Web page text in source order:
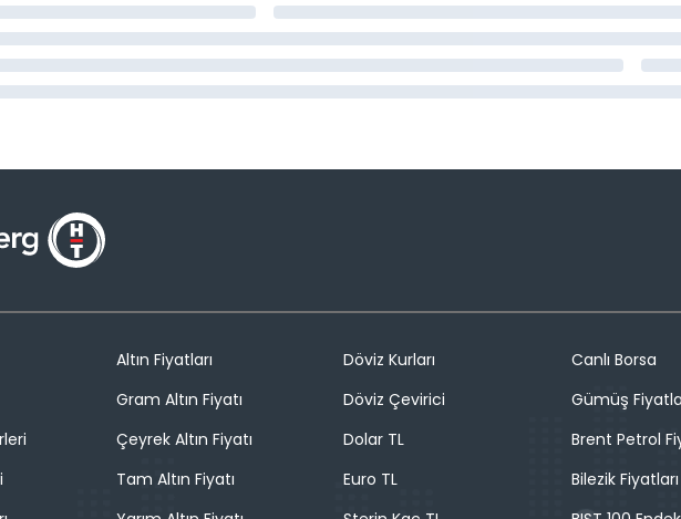
Altın Fiyatları
Gram Altın Fiyatı
Çeyrek Altın Fiyatı
Tam Altın Fiyatı
Döviz Kurları
Döviz Çevirici
Dolar TL
Euro TL
Canlı Borsa
Gümüş
Brent Petrol
Bilezik Fiyatları